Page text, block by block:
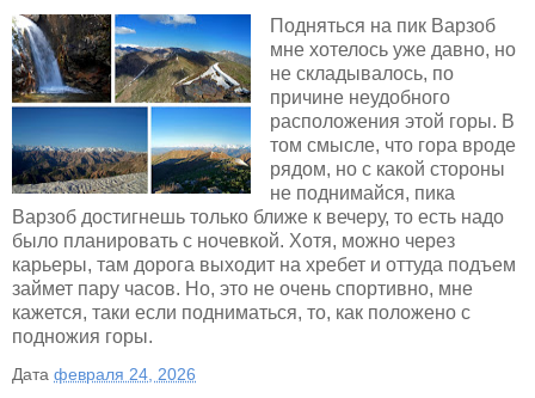
Подняться на пик Варзоб
мне хотелось уже давно, но
не складывалось, по
причине неудобного
расположения этой горы. В
том смысле, что гора вроде
рядом, но с какой стороны
не поднимайся, пика
Варзоб достигнешь только ближе к вечеру, то есть надо
было планировать с ночевкой. Хотя, можно через
карьеры, там дорога выходит на хребет и оттуда подъем
займет пару часов. Но, это не очень спортивно, мне
кажется, таки если подниматься, то, как положено с
подножия горы.
Дата февраля 24, 2026